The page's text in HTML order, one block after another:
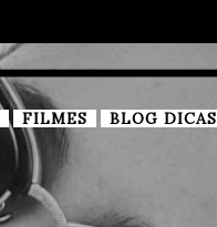
FILMES BLOG DICAS